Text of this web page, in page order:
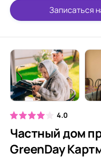
Записаться
4.0
Частный дом
GreenDay